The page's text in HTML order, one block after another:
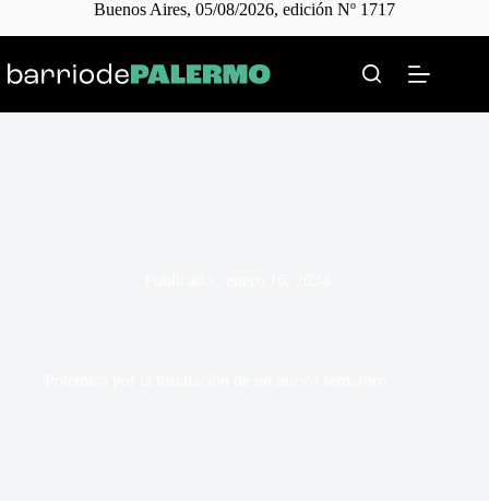
Buenos Aires, 05/08/2026, edición Nº 1717
to
content